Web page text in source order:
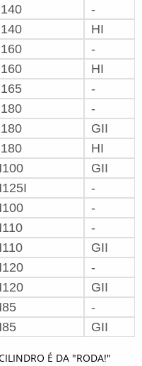
-
HI
-
HI
-
-
GII
HI
GII
-
-
-
GII
-
GII
-
GII
É DA "RODA!"